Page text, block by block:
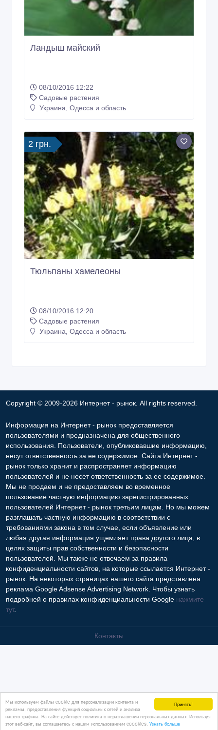
Принять!
Мы используем файлы cookie для персонализации контента и
рекламы, предоставления функций социальных сетей и анализа
нашего трафика. На сайте действует политика о неразглашении персональных данных. Используя
этот веб-сайт, вы соглашаетесь с нашим использованием coookies. Узнать больше
Украина, Одесса и область
Ландыш майский
08/10/2016 12:22
Садовые растения
Украина, Одесса и область
Тюльпаны хамелеоны
Садовые растения
Copyright © 2009-2026 Интернет - рынок. All rights reserved.
Информация на Интернет - рынок предоставляется
пользователями и предназначена для общественного
использования. Пользователи, опубликовавшие информацию,
несут ответственность за ее содержимое. Сайта Интернет -
рынок только хранит и распространяет информацию
пользователей и не несет ответственность за ее содержимое.
Мы не продаем и не предоставляем во временное
разглашать частную информацию в соответствии с
рынок. На некоторых страницах нашего сайта представлена
реклама Google Adsense Advertising Network. Чтобы узнать
подробней о правилах конфиденциальности Googleнажмите